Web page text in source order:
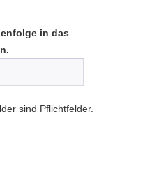
in das
sind Pflichtfelder.